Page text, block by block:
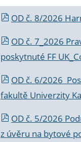
OD č. 8/2026
OD č. 7_2026
poskytnuté FF
OD č. 6/2026
fakultě Univerzity
OD č. 5/2026
z úvěru na bytové